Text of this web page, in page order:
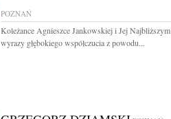
POZNAŃ
Koleżance Agnieszce Jankowskiej i Jej Najbliższym
wyrazy głębokiego współczucia z powodu...